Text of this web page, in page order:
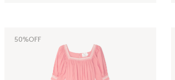
50%OFF